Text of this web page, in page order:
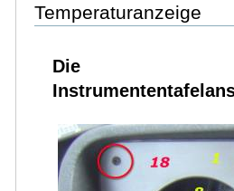
Temperaturanzeige
Die